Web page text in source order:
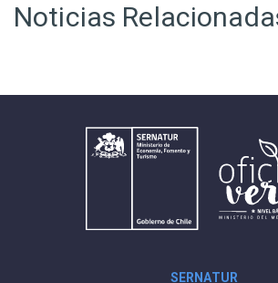
Noticias
SERNATUR